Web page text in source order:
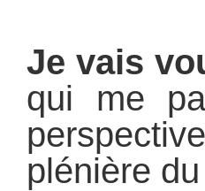
Je vais
qui me
plénière